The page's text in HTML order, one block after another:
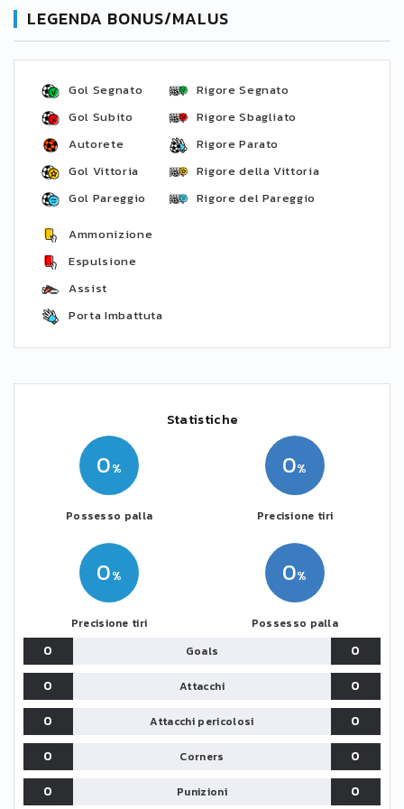
LEGENDA BONUS/MALUS
Gol Segnato
Gol Subito
Autorete
Gol Vittoria
Gol Pareggio
Rigore Segnato
Rigore Sbagliato
Rigore Parato
Rigore della Vittoria
Rigore del Pareggio
Ammonizione
Espulsione
Assist
Porta Imbattuta
Statistiche
0
Possesso palla
0
Precisione tiri
0
Possesso palla
0
Precisione tiri
0 Goals
0
0
Attacchi
0
0
Attacchi pericolosi
0
0
Corners
0
0
Punizioni 0